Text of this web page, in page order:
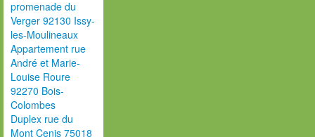
promenade du
Verger 92130 Issy-
les-Moulineaux
Appartement rue
André et Marie-
Louise Roure
92270 Bois-
Colombes
Duplex rue du
Mont Cenis 75018